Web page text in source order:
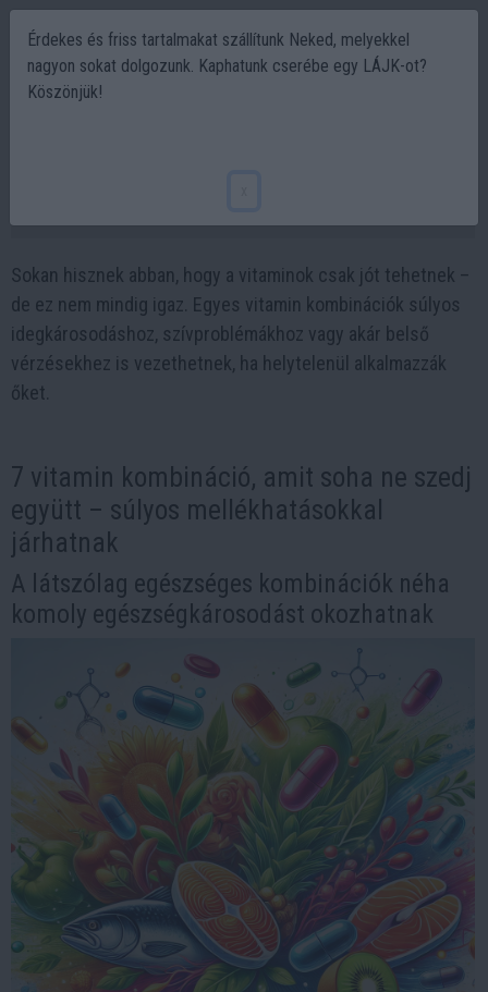
Sokan hisznek abban, hogy a vitaminok csak jót tehetnek –
de ez nem mindig igaz. Egyes vitamin kombinációk súlyos
idegkárosodáshoz, szívproblémákhoz vagy akár belső
vérzésekhez is vezethetnek, ha helytelenül alkalmazzák
őket.
7 vitamin kombináció, amit soha ne szedj
együtt – súlyos mellékhatásokkal
járhatnak
A látszólag egészséges kombinációk néha
komoly egészségkárosodást okozhatnak
Érdekes és friss tartalmakat szállítunk Neked, melyekkel
nagyon sokat dolgozunk. Kaphatunk cserébe egy LÁJK-ot?
Köszönjük!